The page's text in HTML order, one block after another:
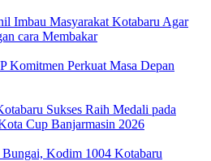
Imbau Masyarakat Kotabaru Agar
cara Membakar
Komitmen Perkuat Masa Depan
Sukses Raih Medali pada
Cup Banjarmasin 2026
Kodim 1004 Kotabaru